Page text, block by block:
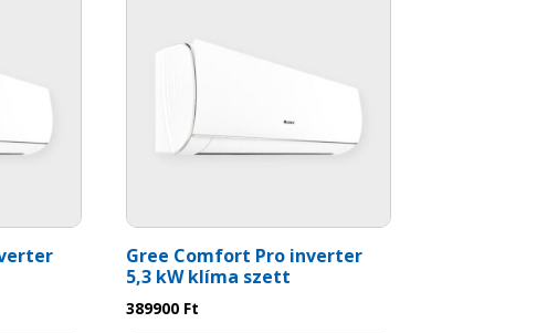
Gree Comfort Pro inverter
5,3 kW klíma szett
389900 Ft